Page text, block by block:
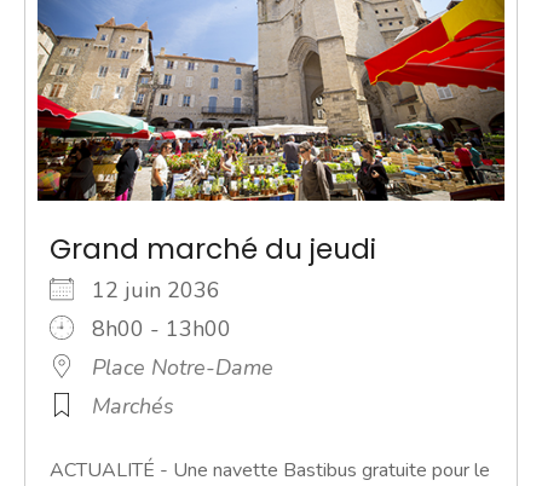
Grand marché du jeudi
12 juin 2036
8h00 - 13h00
Place Notre-Dame
Marchés
ACTUALITÉ - Une navette Bastibus gratuite pour le